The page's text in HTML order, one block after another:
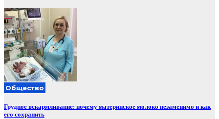
Общество
Грудное вскармливание: почему материнское молоко незаменимо и как
его сохранить